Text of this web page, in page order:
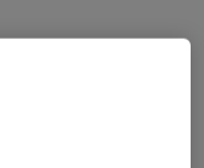
paznokcia